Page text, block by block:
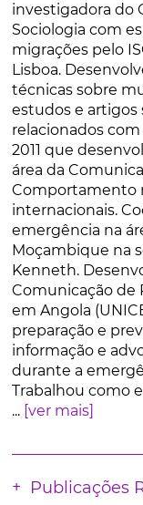
investigadora do
Sociologia com
migrações pelo
Lisboa.
técnicas sobre
estudos e
relacionados com
2011 que
área da
Comportamento
internacionais.
emergência na
Moçambique na
Kenneth.
Comunicação de
em Angola
preparação e
informação e
durante a
Trabalhou como
... [ver mais]
Publicações